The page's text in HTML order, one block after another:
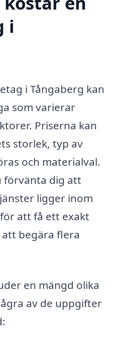
i
i Tångaberg kan
som varierar
Priserna kan
storlek, typ av
och materialval.
förvänta dig att
ligger inom
att få ett exakt
begära flera
en mängd olika
av de uppgifter